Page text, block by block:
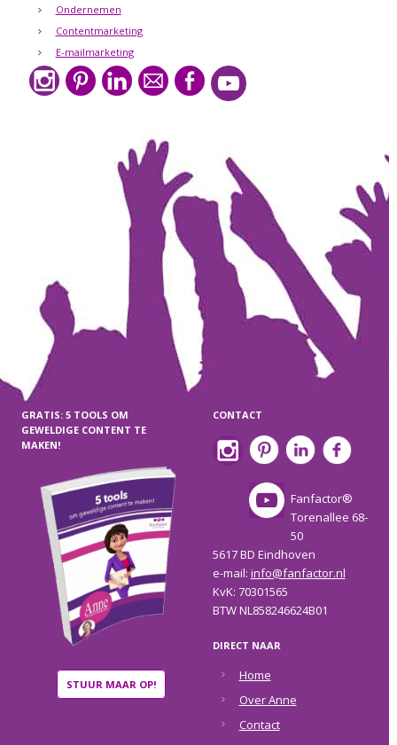
Ondernemen
Contentmarketing
E-mailmarketing
GRATIS: 5 TOOLS OM
GEWELDIGE CONTENT TE
MAKEN!
STUUR MAAR OP!
CONTACT
Fanfactor®
Torenallee 68-
50
5617 BD Eindhoven
e-mail: info@fanfactor.nl
KvK: 70301565
BTW NL858246624B01
DIRECT NAAR
Home
Over Anne
Contact